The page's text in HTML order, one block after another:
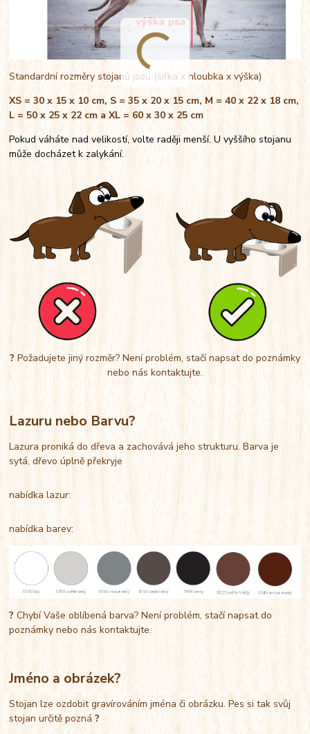
Standardní rozměry stojanů jsou (šířka x hloubka x výška)
XS = 30 x 15 x 10 cm, S = 35 x 20 x 15 cm, M = 40 x 22 x 18 cm,
L = 50 x 25 x 22 cm a XL = 60 x 30 x 25 cm
Pokud váháte nad velikostí, volte raději menší. U vyššího stojanu
může docházet k zalykání.
? Požadujete jiný rozměr? Není problém, stačí napsat do poznámky
nebo nás kontaktujte.
Lazuru nebo Barvu?
Lazura proniká do dřeva a zachovává jeho strukturu. Barva je
sytá, dřevo úplně překryje
nabídka lazur:
nabídka barev:
?Chybí Vaše oblíbená barva? Není problém, stačí napsat do
poznámky nebo nás kontaktujte.
Jméno a obrázek?
Stojan lze ozdobit gravírováním jména či obrázku. Pes si tak svůj
stojan určitě pozná?